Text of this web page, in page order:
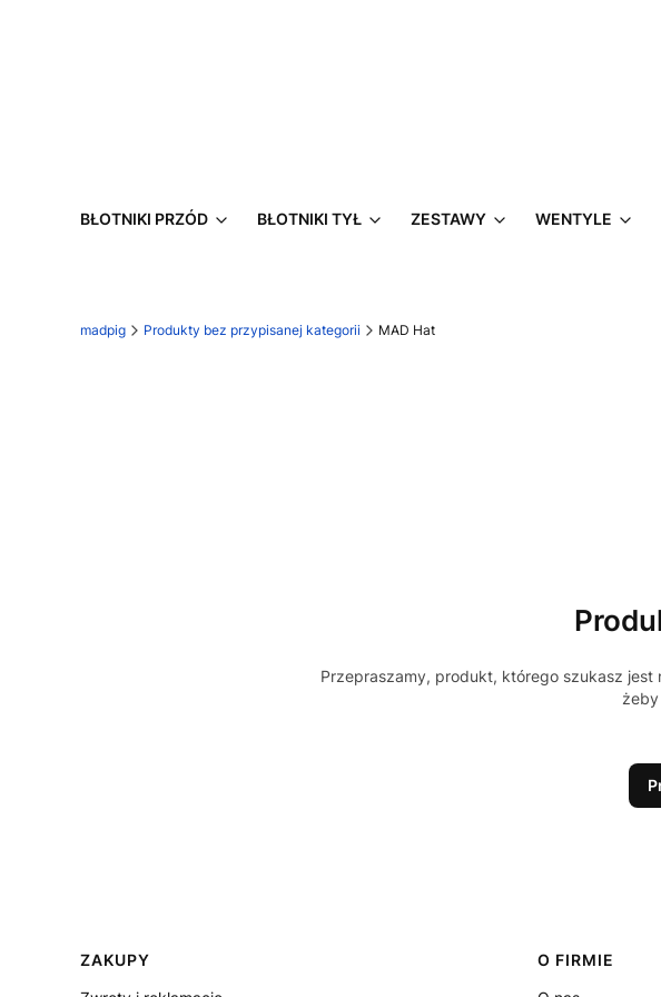
BŁOTNIKI PRZÓD BŁOTNIKI TYŁ ZESTAWY WENTYLE
madpig Produkty bez przypisanej kategorii MAD Hat
Przepraszamy, produkt, którego szukasz
Linki w stopce
ZAKUPY
O FIRMIE